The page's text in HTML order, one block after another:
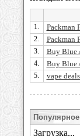
1. Packman
2. Packman
3. Buy Blue
4. Buy Blue
5. vape